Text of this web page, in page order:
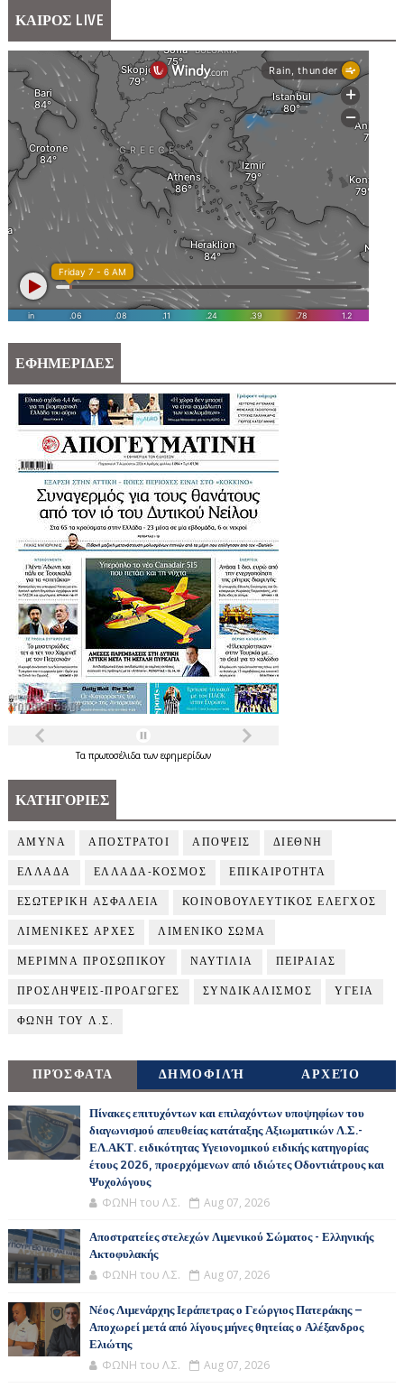
ΚΑΙΡΟΣ LIVE
ΕΦΗΜΕΡΙΔΕΣ
Τα πρωτοσέλιδατων εφημερίδων
ΚΑΤΗΓΟΡΙΕΣ
ΑΜΥΝΑ ΑΠΟΣΤΡΑΤΟΙ ΑΠΟΨΕΙΣ ΔΙΕΘΝΗ
ΕΛΛΑΔΑ ΕΛΛΑΔΑ-ΚΟΣΜΟΣ ΕΠΙΚΑΙΡΟΤΗΤΑ
ΕΣΩΤΕΡΙΚΗ ΑΣΦΑΛΕΙΑ ΚΟΙΝΟΒΟΥΛΕΥΤΙΚΟΣ ΕΛΕΓΧΟΣ
ΛΙΜΕΝΙΚΕΣ ΑΡΧΕΣ ΛΙΜΕΝΙΚΟ ΣΩΜΑ
ΜΕΡΙΜΝΑ ΠΡΟΣΩΠΙΚΟΥ ΝΑΥΤΙΛΙΑ ΠΕΙΡΑΙΑΣ
ΠΡΟΣΛΗΨΕΙΣ-ΠΡΟΑΓΩΓΕΣ ΣΥΝΔΙΚΑΛΙΣΜΟΣ ΥΓΕΙΑ
ΦΩΝΗ ΤΟΥ Λ.Σ.
ΠΡΌΣΦΑΤΑ ΔΗΜΟΦΙΛΉ ΑΡΧΕΊΟ
Πίνακες επιτυχόντων και επιλαχόντων υποψηφίων του
διαγωνισμού απευθείας κατάταξης Αξιωματικών Λ.Σ.-
ΕΛ.ΑΚΤ. ειδικότητας Υγειονομικού ειδικής κατηγορίας
έτους 2026, προερχόμενων από ιδιώτες Οδοντιάτρους και
Ψυχολόγους
ΦΩΝΗ του Λ.Σ. Aug 07, 2026
Αποστρατείες στελεχών Λιμενικού Σώματος - Ελληνικής
Ακτοφυλακής
ΦΩΝΗ του Λ.Σ. Aug 07, 2026
Νέος Λιμενάρχης Ιεράπετρας ο Γεώργιος Πατεράκης –
Αποχωρεί μετά από λίγους μήνες θητείας ο Αλέξανδρος
Ελιώτης
ΦΩΝΗ του Λ.Σ. Aug 07, 2026